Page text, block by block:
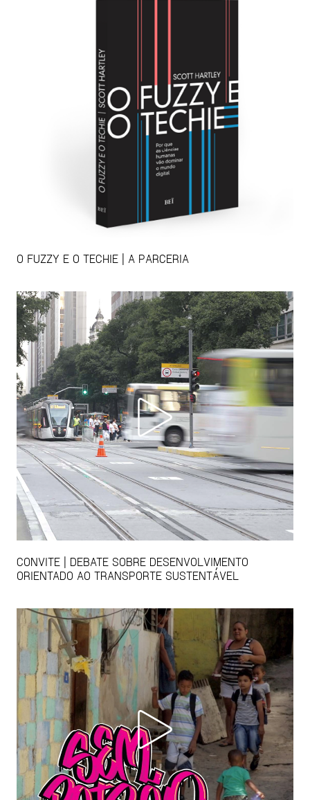
O FUZZY E O TECHIE | A PARCERIA
CONVITE | DEBATE SOBRE DESENVOLVIMENTO
ORIENTADO AO TRANSPORTE SUSTENTÁVEL